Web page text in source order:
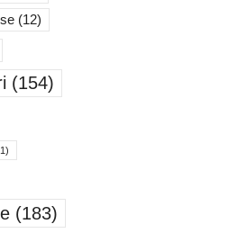
(12)
(154)
(183)